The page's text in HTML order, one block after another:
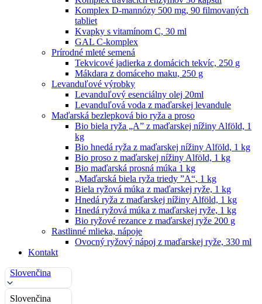
Komplex D-mannózy 500 mg, 90 filmovaných
tabliet
Kvapky s vitamínom C, 30 ml
GAL C-komplex
Prírodné mleté semená
Tekvicové jadierka z domácich tekvíc, 250 g
Mákdara z domáceho maku, 250 g
Levanduľové výrobky
Levanduľový esenciálny olej 20ml
Levanduľová voda z maďarskej levandule
Maďarská bezlepková bio ryža a proso
Bio biela ryža „A” z maďarskej nížiny Alföld, 1
kg
Bio hnedá ryža z maďarskej nížiny Alföld, 1 kg
Bio proso z maďarskej nížiny Alföld, 1 kg
Bio maďarská prosná múka 1 kg
„Maďarská biela ryža triedy ”A“, 1 kg
Biela ryžová múka z maďarskej ryže, 1 kg
Hnedá ryža z maďarskej nížiny Alföld, 1 kg
Hnedá ryžová múka z maďarskej ryže, 1 kg
Bio ryžové rezance z maďarskej ryže 200 g
Rastlinné mlieka, nápoje
Ovocný ryžový nápoj z maďarskej ryže, 330 ml
Kontakt
Slovenčina
Slovenčina